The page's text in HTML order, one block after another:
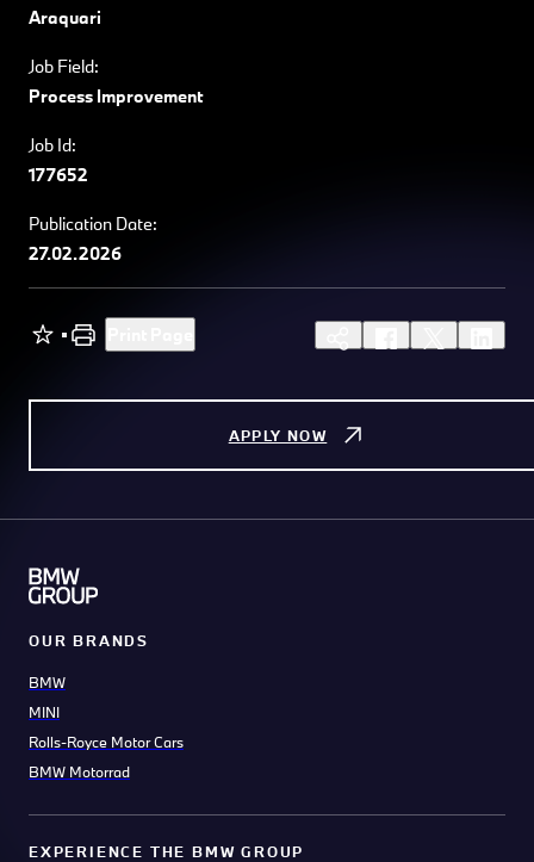
Araquari
Job Field:
Process Improvement
Job Id:
177652
Publication Date:
27.02.2026
APPLY NOW
OUR BRANDS
BMW
MINI
Rolls-Royce Motor Cars
BMW Motorrad
EXPERIENCE THE BMW GROUP